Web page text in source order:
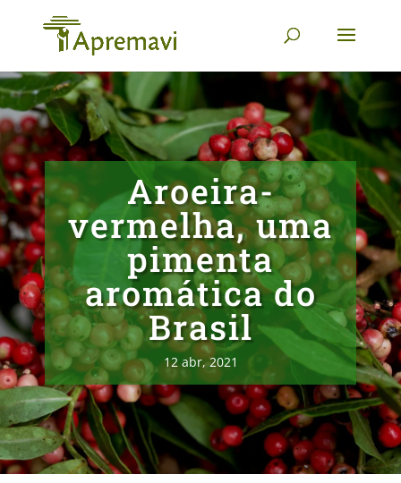
Aroeira-
vermelha, uma
pimenta
aromática do
Brasil
12 abr, 2021